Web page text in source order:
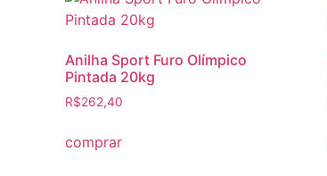
Anilha Sport Furo Olímpico
Pintada 20kg
R$262,40
comprar